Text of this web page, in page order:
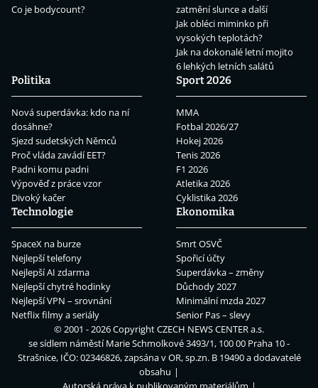
Co je bodycount?
zatmění slunce a další
Jak obléci miminko při
vysokých teplotách?
Jak na dokonalé letní mojito
6 lehkých letních salátů
Politika
Nová superdávka: kdo na ní
dosáhne?
Sjezd sudetských Němců
Proč vláda zavádí EET?
Padni komu padni
Výpověď z práce vzor
Divoký kačer
Sport 2026
MMA
Fotbal 2026/27
Hokej 2026
Tenis 2026
F1 2026
Atletika 2026
Cyklistika 2026
Technologie
SpaceX na burze
Nejlepší telefony
Nejlepší AI zdarma
Nejlepší chytré hodinky
Nejlepší VPN – srovnání
Netflix filmy a seriály
Ekonomika
Smrt OSVČ
Spořicí účty
Superdávka – změny
Důchody 2027
Minimální mzda 2027
Senior Pas – slevy
© 2001 - 2026 CopyrightCZECH NEWS CENTER a.s.
se sídlem náměstí Marie Schmolkové 3493/1, 100 00 Praha 10 -
Strašnice, IČO: 02346826, zapsána v OR, sp.zn. B 19490 a dodavatelé
obsahu